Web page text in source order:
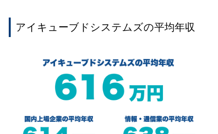
アイキューブドシステムズの平均年収